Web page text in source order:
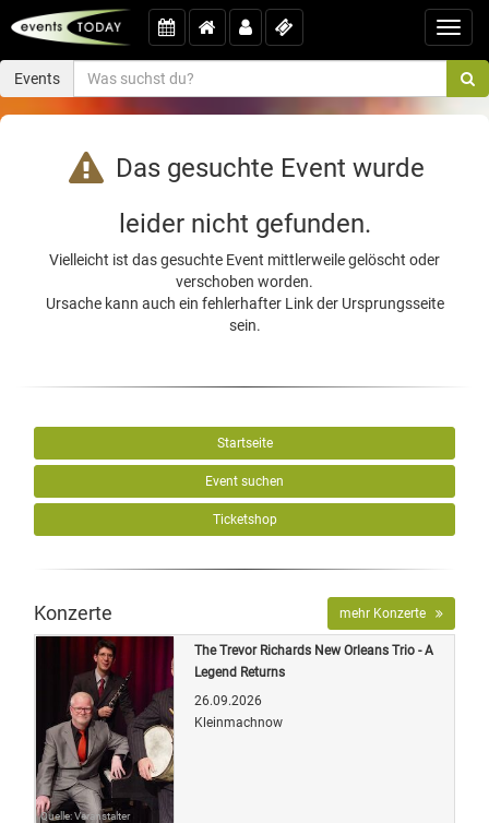
Events
Das gesuchte Event wurde
leider nicht gefunden.
Vielleicht ist das gesuchte Event mittlerweile gelöscht oder
verschoben worden.
Ursache kann auch ein fehlerhafter Link der Ursprungsseite
sein.
Startseite
Event suchen
Ticketshop
Konzerte mehr Konzerte
Quelle: Veranstalter
The Trevor Richards New Orleans Trio - A
Legend Returns
26.09.2026
Kleinmachnow